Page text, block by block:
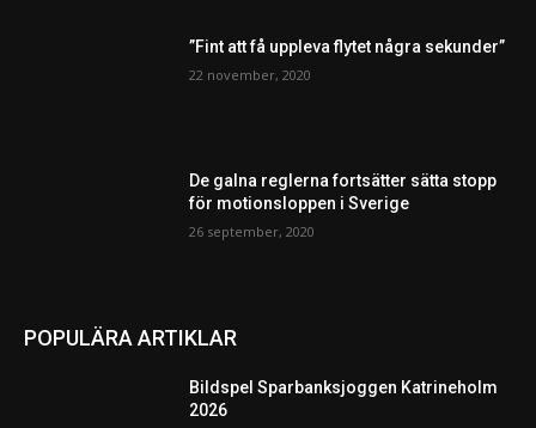
”Fint att få uppleva flytet några sekunder”
22 november, 2020
De galna reglerna fortsätter sätta stopp
för motionsloppen i Sverige
26 september, 2020
POPULÄRA ARTIKLAR
Bildspel Sparbanksjoggen Katrineholm
2026